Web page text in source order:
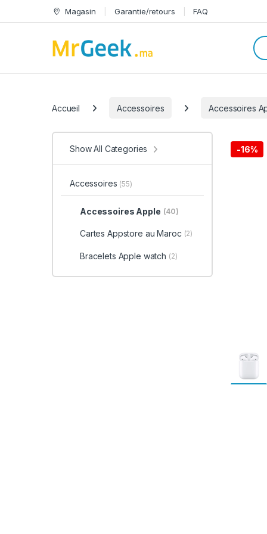
Skip to navigation
Skip to content Magasin Garantie/retours FAQ
Accueil Accessoires Accessoires
-16%
Show All Categories
Accessoires (55)
Accessoires Apple (40)
Cartes Appstore au Maroc (2)
Bracelets Apple watch (2)